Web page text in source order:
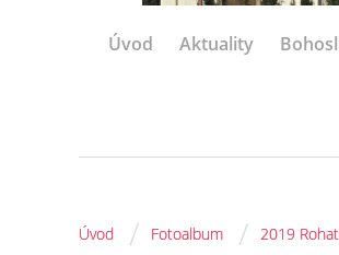
Úvod Aktuality
Úvod / Fotoalbum / 2019